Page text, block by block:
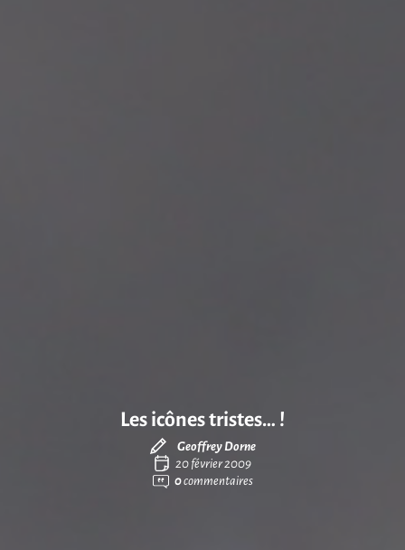
Les icônes tristes… !
Geoffrey Dorne
20 février 2009
0commentaires